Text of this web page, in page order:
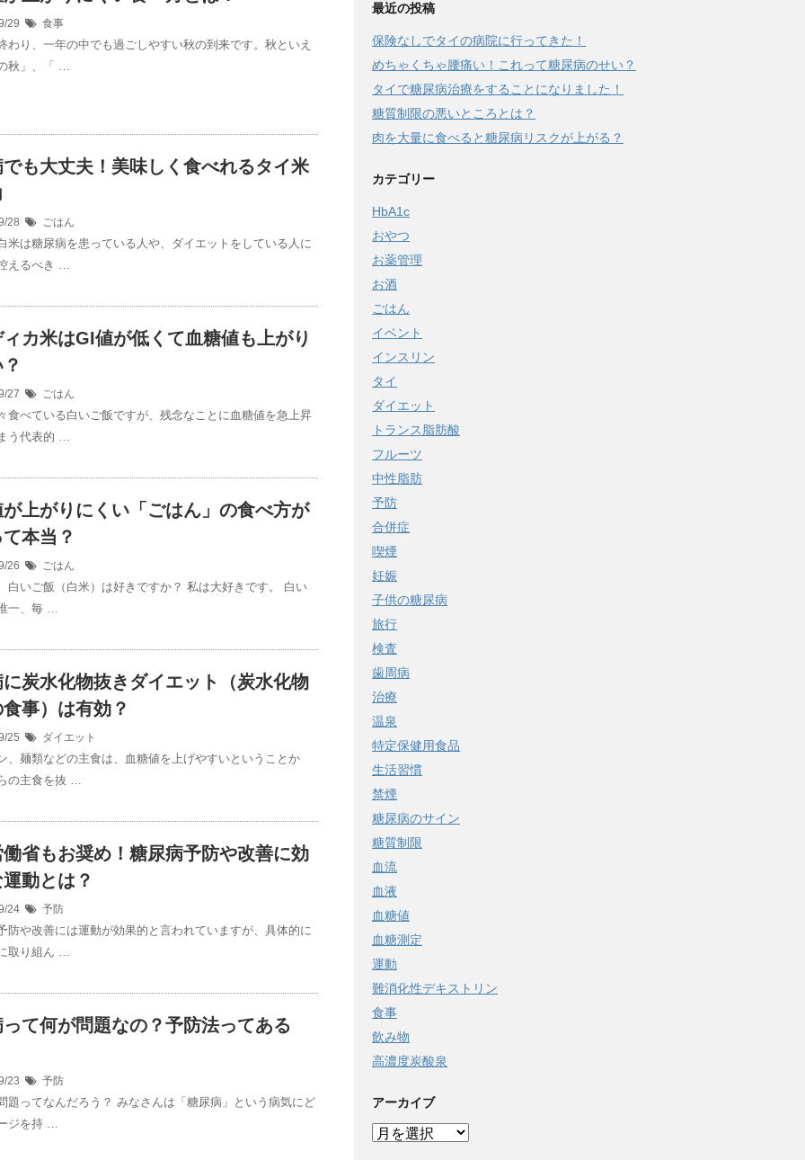
29 食事
わり、一年の中でも過ごしやすい秋の到来です。秋といえ
秋」、「 …
も大丈夫！美味しく食べれるタイ米
28 ごはん
米は糖尿病を患っている人や、ダイエットをしている人に
えるべき …
カ米はGI値が低くて血糖値も上がり
27 ごはん
食べている白いご飯ですが、残念なことに血糖値を急上昇
う代表的 …
が上がりにくい「ごはん」の食べ方が
本当？
26 ごはん
白いご飯（白米）は好きですか？ 私は大好きです。 白い
一、毎 …
炭水化物抜きダイエット（炭水化物
事）は有効？
25 ダイエット
、麺類などの主食は、血糖値を上げやすいということか
の主食を抜 …
働省もお奨め！糖尿病予防や改善に効
動とは？
24 予防
防や改善には運動が効果的と言われていますが、具体的に
取り組ん …
て何が問題なの？予防法ってある
23 予防
題ってなんだろう？ みなさんは「糖尿病」という病気にど
ジを持 …
最近の投稿
保険なしでタイの病院に行ってきた！
めちゃくちゃ腰痛い！これって糖尿病のせい？
タイで糖尿病治療をすることになりました！
糖質制限の悪いところとは？
肉を大量に食べると糖尿病リスクが上がる？
カテゴリー
HbA1c
おやつ
お薬管理
お酒
ごはん
イベント
インスリン
タイ
ダイエット
トランス脂肪酸
フルーツ
中性脂肪
予防
合併症
喫煙
妊娠
子供の糖尿病
旅行
検査
歯周病
治療
温泉
特定保健用食品
生活習慣
禁煙
糖尿病のサイン
糖質制限
血流
血液
血糖値
血糖測定
運動
難消化性デキストリン
食事
飲み物
高濃度炭酸泉
アーカイブ
ア